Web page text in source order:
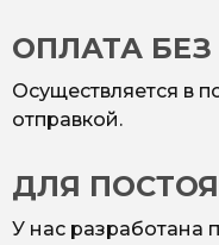
ОПЛАТА
Осуществляется в
отправкой.
ДЛЯ
У нас разработана